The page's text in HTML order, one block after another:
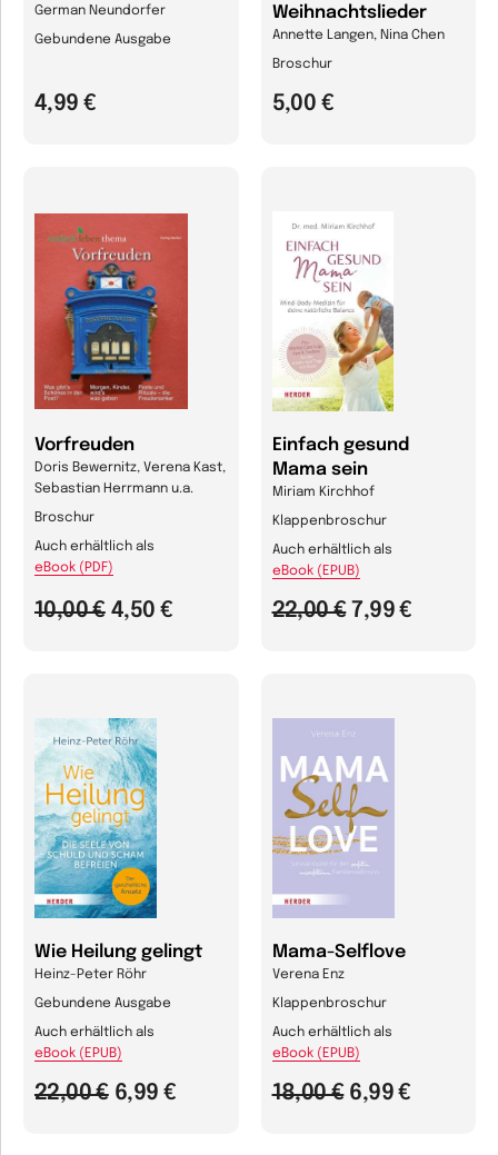
German Neundorfer
Gebundene Ausgabe
4,99 €
Weihnachtslieder
Annette Langen, Nina Chen
Broschur
5,00 €
Vorfreuden
Doris Bewernitz, Verena Kast,
Sebastian Herrmann u.a.
Broschur
10,00 € 4,50 €
Auch erhältlich als
eBook (PDF)
Einfach gesund
Mama sein
Miriam Kirchhof
Klappenbroschur
22,00 € 7,99 €
Auch erhältlich als
eBook (EPUB)
Wie Heilung gelingt
Heinz-Peter Röhr
Gebundene Ausgabe
22,00 € 6,99 €
Auch erhältlich als
eBook (EPUB)
Mama-Selflove
Verena Enz
Klappenbroschur
18,00 € 6,99 €
Auch erhältlich als
eBook (EPUB)